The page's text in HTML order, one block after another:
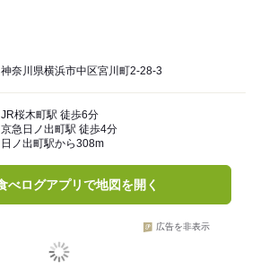
神奈川県横浜市中区宮川町2-28-3
JR桜木町駅 徒歩6分
京急日ノ出町駅 徒歩4分
日ノ出町駅から308m
べログアプリで地図を開く
広告を非表示